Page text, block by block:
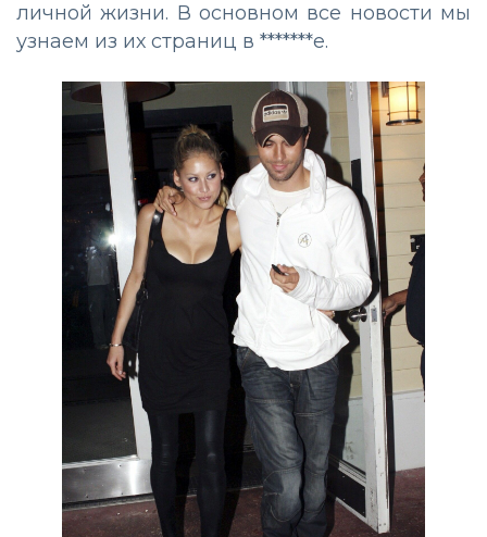
личной жизни. В основном все новости мы
узнаем из их страниц в *******е.